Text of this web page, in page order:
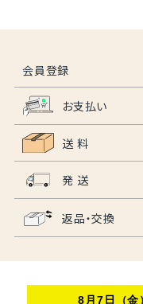
会員登録
お支払い
送 料
発 送
返品・交換